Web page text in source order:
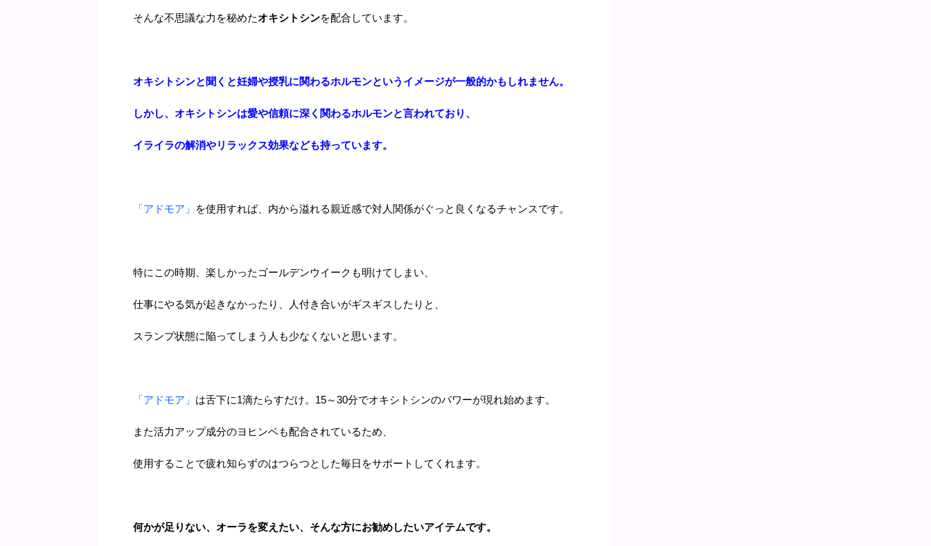
そんな不思議な力を秘めたオキシトシンを配合しています。
オキシトシンと聞くと妊婦や授乳に関わるホルモンというイメージが一般的かもしれません。
しかし、オキシトシンは愛や信頼に深く関わるホルモンと言われており、
イライラの解消やリラックス効果なども持っています。
「アドモア」 を使用すれば、内から溢れる親近感で対人関係がぐっと良くなるチャンスです。
特にこの時期、楽しかったゴールデンウイークも明けてしまい、
仕事にやる気が起きなかったり、人付き合いがギスギスしたりと、
スランプ状態に陥ってしまう人も少なくないと思います。
「アドモア」 は舌下に1滴たらすだけ。15～30分でオキシトシンのパワーが現れ始めます。
また活力アップ成分のヨヒンベも配合されているため、
使用することで疲れ知らずのはつらつとした毎日をサポートしてくれます。
何かが足りない、オーラを変えたい、そんな方にお勧めしたいアイテムです。